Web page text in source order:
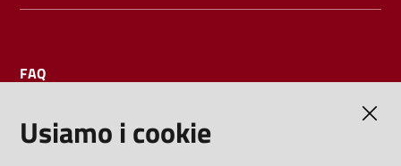
FAQ
Usiamo i cookie